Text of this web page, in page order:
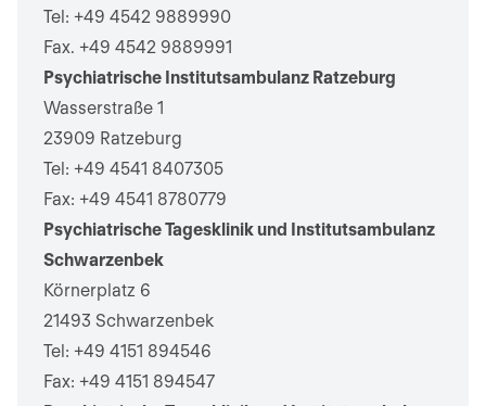
Tel: +49 4542 9889990
Fax. +49 4542 9889991
Psychiatrische Institutsambulanz Ratzeburg
Wasserstraße 1
23909 Ratzeburg
Tel: +49 4541 8407305
Fax: +49 4541 8780779
Psychiatrische Tagesklinik und Institutsambulanz
Schwarzenbek
Körnerplatz 6
21493 Schwarzenbek
Tel: +49 4151 894546
Fax: +49 4151 894547